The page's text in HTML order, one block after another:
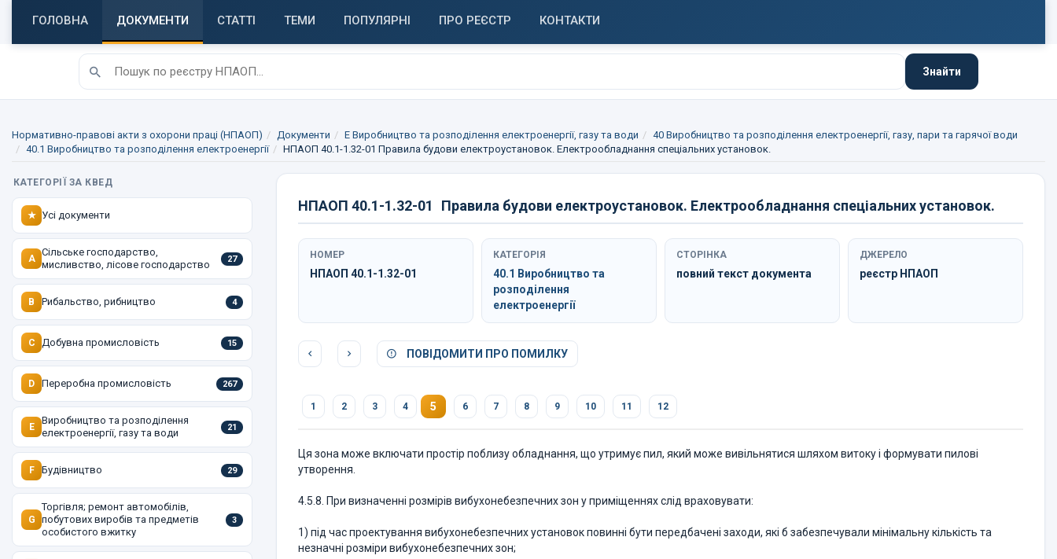
ГОЛОВНА ДОКУМЕНТИ СТАТТІ ТЕМИ ПОПУЛЯРНІ ПРО РЕЄСТР КОНТАКТИ
Знайти
Нормативно-правові акти з охорони праці (НПАОП) Документи E Виробництво та розподілення електроенергії, газу та води
40 Виробництво та розподілення електроенергії, газу, пари та гарячої води
40.1 Виробництво та розподілення електроенергії
НПАОП 40.1-1.32-01 Правила будови електроустановок. Електрообладнання спеціальних установок.
КАТЕГОРІЇ ЗА КВЕД
★ Усі документи
A
Сільське господарство,
мисливство, лісове господарство
27
B Рибальство, рибництво 4
C Добувна промисловість 15
D Переробна промисловість 267
E
Виробництво та розподілення
електроенергії, газу та води
21
F Будівництво 29
G
Торгівля; ремонт автомобілів,
побутових виробів та предметів
особистого вжитку
3
НПАОП 40.1-1.32-01 Правила будови електроустановок. Електрообладнання спеціальних установок.
НОМЕР
НПАОП 40.1-1.32-01
КАТЕГОРІЯ
40.1 Виробництво та
розподілення
електроенергії
СТОРІНКА
повний текст документа
ДЖЕРЕЛО
реєстр НПАОП
ПОВІДОМИТИ ПРО ПОМИЛКУ
1 2 3 4 5 6 7 8 9 10 11 12
Ця зона може включати простір поблизу обладнання, що утримує пил, який може вивільнятися шляхом витоку і формувати пилові
утворення.
4.5.8. При визначенні розмірів вибухонебезпечних зон у приміщеннях слід враховувати:
1) під час проектування вибухонебезпечних установок повинні бути передбачені заходи, які б забезпечували мінімальну кількість та
незначні розміри вибухонебезпечних зон;